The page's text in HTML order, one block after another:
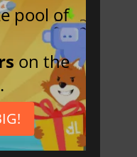
pool of
on the